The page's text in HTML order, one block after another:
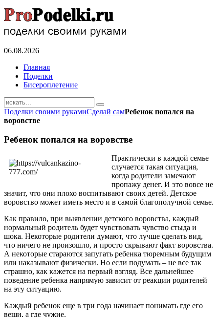
06.08.2026
Главная
Поделки
Бисероплетение
Поделки своими рукамиСделай самРебенок попался на
воровстве
Ребенок попался на воровстве
Практически в каждой семье
случается такая ситуация,
когда родители замечают
пропажу денег. И это вовсе не
значит, что они плохо воспитывают своих детей. Детское
воровство может иметь место и в самой благополучной семье.
Как правило, при выявлении детского воровства, каждый
нормальный родитель будет чувствовать чувство стыда и
шока. Некоторые родители думают, что лучше сделать вид,
что ничего не произошло, и просто скрывают факт воровства.
А некоторые стараются запугать ребенка тюремным будущим
или наказывают физически. Но если подумать – не все так
страшно, как кажется на первый взгляд. Все дальнейшее
поведение ребенка напрямую зависит от реакции родителей
на эту ситуацию.
Каждый ребенок еще в три года начинает понимать где его
вещи, а где чужие.